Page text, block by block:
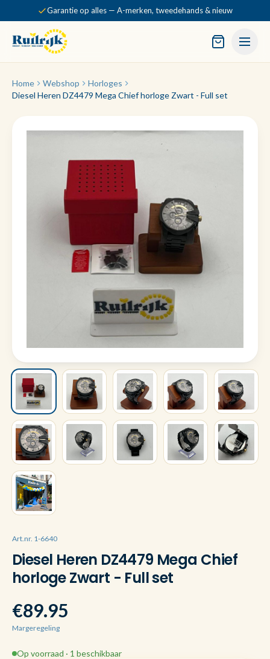
Garantie op alles — A-merken, tweedehands & nieuw
Home Webshop
Horloges
Diesel Heren DZ4479 Mega Chief horloge Zwart - Full set
Art.nr. 1-6640
Diesel Heren DZ4479 Mega Chief
horloge Zwart - Full set
€89.95
Margeregeling
Op voorraad · 1 beschikbaar